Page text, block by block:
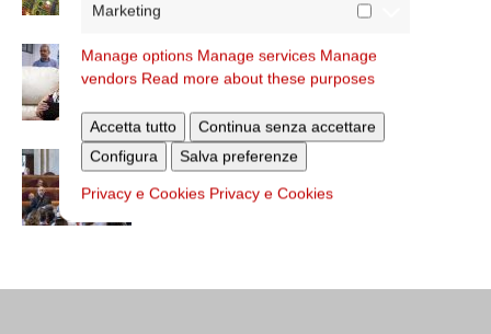
Marketing
Manage options Manage services Manage
vendors Read more about these purposes
Accetta tutto
Continua senza accettare
Configura
Salva preferenze
Privacy e Cookies Privacy e Cookies
A San Saba la Messa per la Giornata dei
nonni e...
Dichiarazione di Roma, l’intervento del